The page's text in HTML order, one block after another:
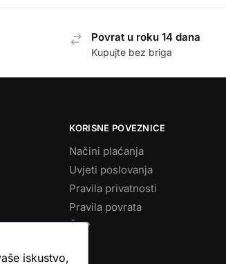
Povrat u roku 14 dana
Kupujte bez briga
KORISNE POVEZNICE
Načini plaćanja
Uvjeti poslovanja
Pravila privatnosti
Pravila povrata
ČPP
iskustvo,